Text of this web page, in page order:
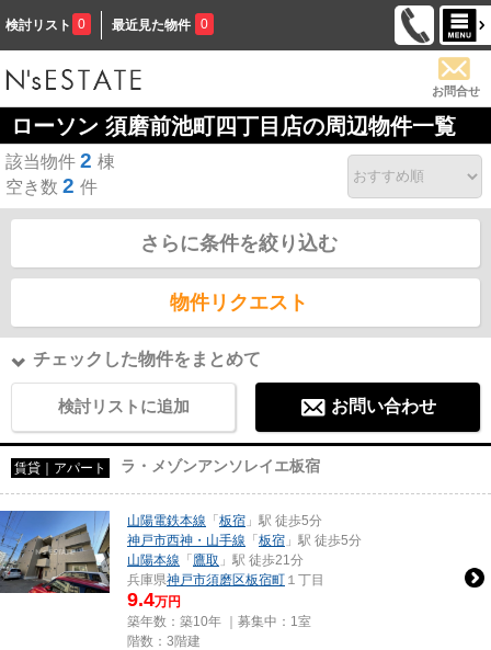
検討リスト 0 最近見た物件 0
お問合せ
ローソン 須磨前池町四丁目店の周辺物件一覧
該当物件 2 棟
空き数 2 件
さらに条件を絞り込む
物件リクエスト
チェックした物件をまとめて
検討リストに追加 お問い合わせ
賃貸｜アパート ラ・メゾンアンソレイエ板宿
山陽電鉄本線 「 板宿 」駅 徒歩5分
神戸市西神・山手線 「 板宿 」駅 徒歩5分
山陽本線 「 鷹取 」駅 徒歩21分
兵庫県神戸市須磨区板宿町 １丁目
9.4万円
築年数：築10年 ｜募集中： 1室
階数：3階建